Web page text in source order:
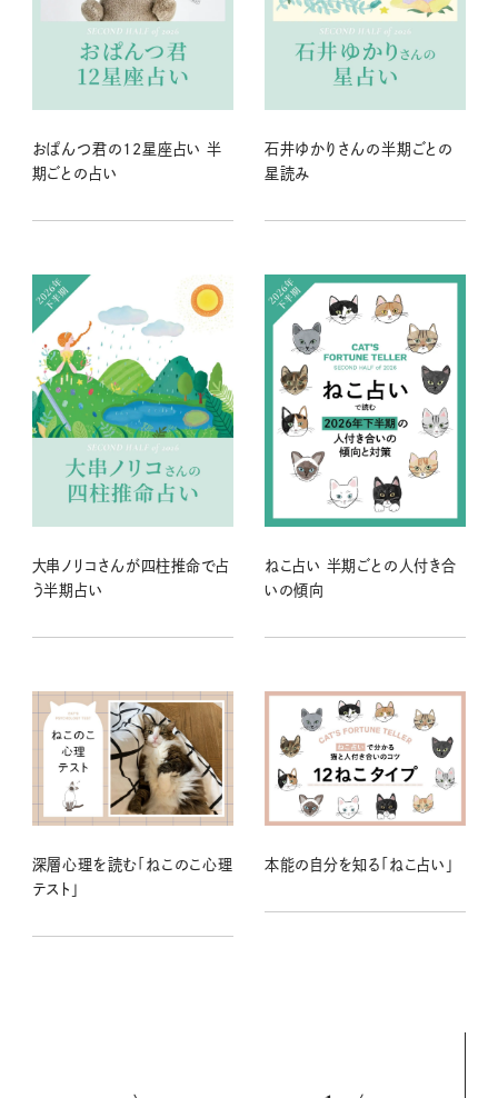
おぱんつ君の12星座占い 半
期ごとの占い
石井ゆかりさんの半期ごとの
星読み
大串ノリコさんが四柱推命で占
う半期占い
ねこ占い 半期ごとの人付き合
いの傾向
深層心理を読む「ねこのこ心理
テスト」
本能の自分を知る「ねこ占い」